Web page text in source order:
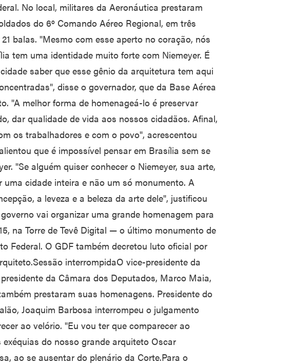
No local, militares da Aeronáutica prestaram
do 6º Comando Aéreo Regional, em três
balas. "Mesmo com esse aperto no coração, nós
tem uma identidade muito forte com Niemeyer. É
saber que esse gênio da arquitetura tem aqui
disse o governador, que da Base Aérea
"A melhor forma de homenageá-lo é preservar
dar qualidade de vida aos nossos cidadãos. Afinal,
os trabalhadores e com o povo", acrescentou
que é impossível pensar em Brasília sem se
"Se alguém quiser conhecer o Niemeyer, sua arte,
uma cidade inteira e não um só monumento. A
a leveza e a beleza da arte dele", justificou
vai organizar uma grande homenagem para
na Torre de Tevê Digital — o último monumento de
Federal. O GDF também decretou luto oficial por
interrompidaO vice-presidente da
da Câmara dos Deputados, Marco Maia,
prestaram suas homenagens. Presidente do
Joaquim Barbosa interrompeu o julgamento
ao velório. "Eu vou ter que comparecer ao
do nosso grande arquiteto Oscar
ao se ausentar do plenário da Corte.Para o